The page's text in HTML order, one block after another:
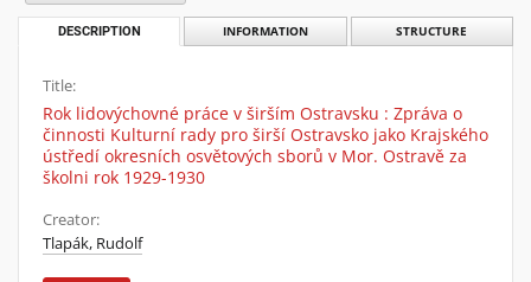
DESCRIPTION INFORMATION STRUCTURE
Title:
Rok lidovýchovné práce v širším Ostravsku : Zpráva o
činnosti Kulturní rady pro širší Ostravsko jako Krajského
ústředí okresních osvětových sborů v Mor. Ostravě za
školni rok 1929-1930
Creator:
Tlapák, Rudolf